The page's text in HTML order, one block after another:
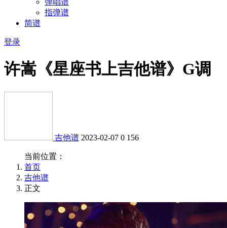
弹唱谱
指弹谱
简谱
登录
许嵩《星座书上吉他谱》G调
吉他谱 2023-02-07 0 156
当前位置：
首页
吉他谱
正文